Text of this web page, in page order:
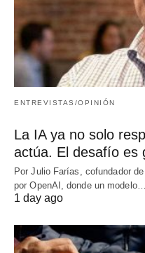
ENTREVISTAS/OPINIÓN
La IA ya no solo
actúa. El desafío es
Por Julio Farías, cofundador
por OpenAI, donde un modelo…
1 day ago